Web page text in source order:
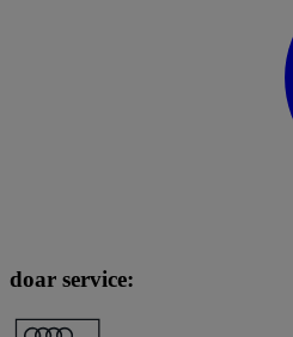
doar service: